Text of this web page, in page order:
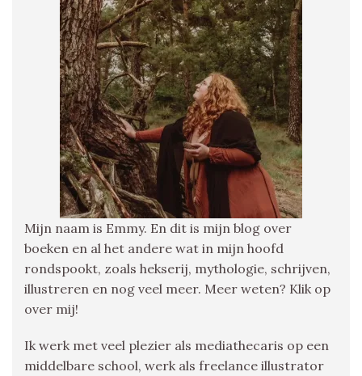
Mijn naam is Emmy. En dit is mijn blog over
boeken en al het andere wat in mijn hoofd
rondspookt, zoals hekserij, mythologie, schrijven,
illustreren en nog veel meer. Meer weten? Klik op
over mij!
Ik werk met veel plezier als mediathecaris op een
middelbare school, werk als freelance illustrator